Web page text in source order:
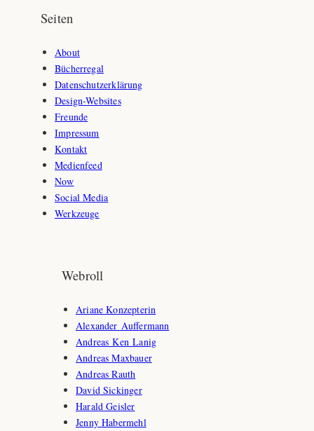
Seiten
About
Bücherregal
Datenschutzerklärung
Design-Websites
Freunde
Impressum
Kontakt
Medienfeed
Now
Social Media
Werkzeuge
Webroll
Ariane Konzepterin
Alexander Auffermann
Andreas Ken Lanig
Andreas Maxbauer
Andreas Rauth
David Sickinger
Harald Geisler
Jenny Habermehl